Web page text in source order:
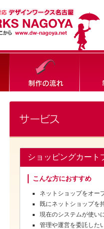
ショッピングカート
こんな方におすすめ
ネットショップをオー
既にネットショップを
現在のシステムが使い
管理や運営を委託した